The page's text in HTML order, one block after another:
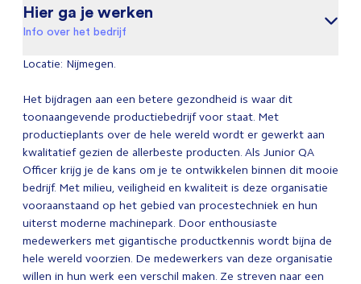
Hier ga je werken
Info over het bedrijf
Locatie: Nijmegen.
Het bijdragen aan een betere gezondheid is waar dit
toonaangevende productiebedrijf voor staat. Met
productieplants over de hele wereld wordt er gewerkt aan
kwalitatief gezien de allerbeste producten. Als Junior QA
Officer krijg je de kans om je te ontwikkelen binnen dit mooie
bedrijf. Met milieu, veiligheid en kwaliteit is deze organisatie
vooraanstaand op het gebied van procestechniek en hun
uiterst moderne machinepark. Door enthousiaste
medewerkers met gigantische productkennis wordt bijna de
hele wereld voorzien. De medewerkers van deze organisatie
willen in hun werk een verschil maken. Ze streven naar een